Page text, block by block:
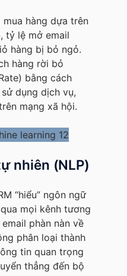
hàng dựa trên
tỷ lệ mở email
hàng bị bỏ ngỏ.
hàng rời bỏ
bằng cách
dụng dịch vụ,
mạng xã hội.
nhiên (NLP)
“hiểu” ngôn ngữ
mọi kênh tương
phàn nàn về
phân loại thành
tin quan trọng
thẳng đến bộ